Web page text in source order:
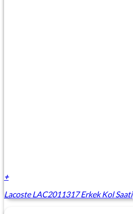
+
Lacoste LAC2011317 Erkek Kol Saati